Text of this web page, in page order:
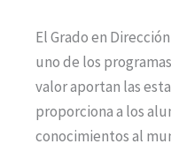
El Grado en
uno de los
valor aportan las
proporciona a los
conocimientos al